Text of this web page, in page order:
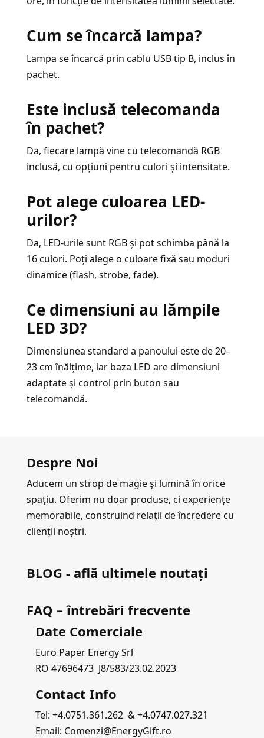
Cum se încarcă lampa?
Lampa se încarcă prin cablu USB tip B, inclus în
pachet.
Este inclusă telecomanda
în pachet?
Da, fiecare lampă vine cu telecomandă RGB
inclusă, cu opțiuni pentru culori și intensitate.
Pot alege culoarea LED-
urilor?
Da, LED-urile sunt RGB și pot schimba până la
16 culori. Poți alege o culoare fixă sau moduri
dinamice (flash, strobe, fade).
Ce dimensiuni au lămpile
LED 3D?
Dimensiunea standard a panoului este de 20–
23 cm înălțime, iar baza LED are dimensiuni
adaptate și control prin buton sau
telecomandă.
Despre Noi
Aducem un strop de magie și lumină în orice
spațiu. Oferim nu doar produse, ci experiențe
memorabile, construind relații de încredere cu
clienții noștri.
BLOG - află ultimele noutați
FAQ – întrebări frecvente
Date Comerciale
Euro Paper Energy Srl
RO 47696473 J8/583/23.02.2023
Contact Info
Tel: +4.0751.361.262 & +4.0747.027.321
Email: Comenzi@EnergyGift.ro